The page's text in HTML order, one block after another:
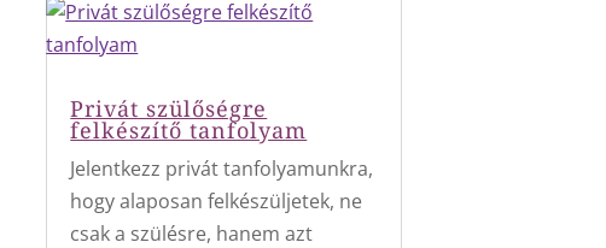
Privát szülőségre
felkészítő tanfolyam
Jelentkezz privát tanfolyamunkra,
hogy alaposan felkészüljetek, ne
csak a szülésre, hanem azt